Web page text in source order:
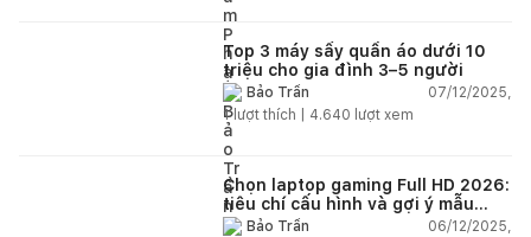
Top 3 máy sấy quần áo dưới 10
triệu cho gia đình 3–5 người
Bảo Trần
07/12/2025,
1lượt thích | 4.640 lượt xem
Chọn laptop gaming Full HD 2026:
tiêu chí cấu hình và gợi ý mẫu
đáng mua
Bảo Trần
06/12/2025,